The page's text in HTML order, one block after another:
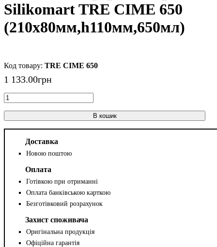
Silikomart TRE CIME 650
(210х80мм,h110мм,650мл)
TRE CIME 650
1 133.00грн
В кошик
Доставка
Новою поштою
Оплата
Готівкою при отриманні
Оплата банківською карткою
Безготівковий розрахунок
Захист споживача
Оригінальна продукція
Офіційна гарантія